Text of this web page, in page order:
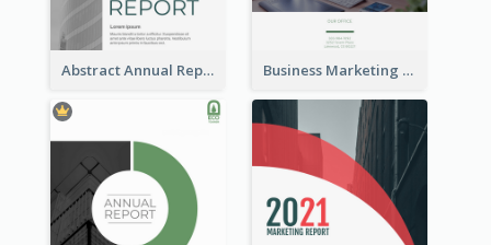
Abstract Annual Report Business Marketing Reports